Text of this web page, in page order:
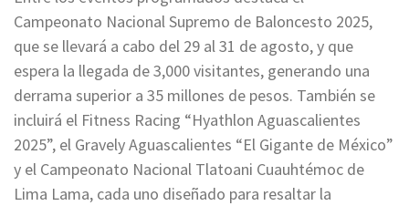
Campeonato Nacional Supremo de Baloncesto 2025,
que se llevará a cabo del 29 al 31 de agosto, y que
espera la llegada de 3,000 visitantes, generando una
derrama superior a 35 millones de pesos. También se
incluirá el Fitness Racing “Hyathlon Aguascalientes
2025”, el Gravely Aguascalientes “El Gigante de México”
y el Campeonato Nacional Tlatoani Cuauhtémoc de
Lima Lama, cada uno diseñado para resaltar la